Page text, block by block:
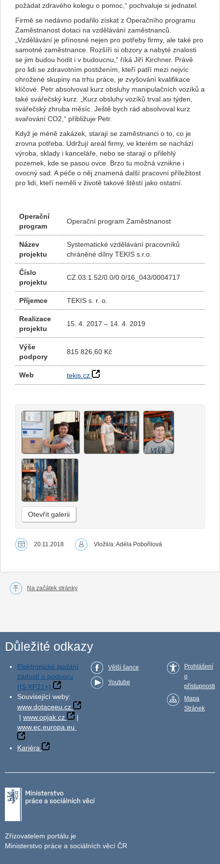
požádat zdravého kolegu o pomoc,“ pochvaluje si jednatel.
Firmě se nedávno podařilo získat z Operačního programu
Zaměstnanost dotaci na vzdělávání zaměstnanců.
„Vzdělávání je přínosné nejen pro potřeby firmy, ale také pro
samotné zaměstnance. Rozšíří si obzory a nabyté znalosti
se jim budou hodit i v budoucnu,“ říká Jiří Kirchner. Právě
pro lidi se zdravotním postižením, kteří patří mezi nejvíc
ohrožené skupiny na trhu práce, je zvyšování kvalifikace
klíčové. Petr absolvoval kurz obsluhy manipulačních vozíků a
také svářečský kurz. „Kurz obsluhy vozíků trval asi týden,
svářečský zhruba měsíc. Ještě bych rád absolvoval kurz
svařování CO2,“ přibližuje Petr.
Když je méně zakázek, starají se zaměstnanci o to, co je
zrovna potřeba. Udržují areál firmy, ve kterém se nachází
výroba, sklady i kanceláře, nebo se starají o přilehlý
pozemek, kde se pasou ovce. Brzo tu možná vznikne i
ovocný sad. A péče o něj znamená další pracovní příležitost
pro lidi, kteří neměli v životě takové štěstí jako ostatní.
Operační
program
Operační program Zaměstnanost
Název
projektu
Systematické vzdělávání pracovníků
chráněné dílny TEKIS s.r.o.
Číslo
projektu
CZ.03.1.52/0.0/0.0/16_043/0004717
Příjemce TEKIS s. r. o.
Realizace
projektu
15. 4. 2017 – 14. 4. 2019
Výše
podpory
815 826,60 Kč
Web tekis.cz
Otevřít galerii
20.11.2018 Vložil/a: Adéla Pobořilová
Na začátek stránky
Důležité odkazy
Elektronické podání
žádosti o podporu
(IS KP21+)
Související weby:
www.dotaceeu.cz
| www.opjak.cz
|
www.ec.europa.eu
Kariéra
Větší šance
Youtube
Prohlášení
o
přístupnosti
Mapa
Stránek
Zřizovatelem portálu je
Ministerstvo práce a sociálních věcí ČR